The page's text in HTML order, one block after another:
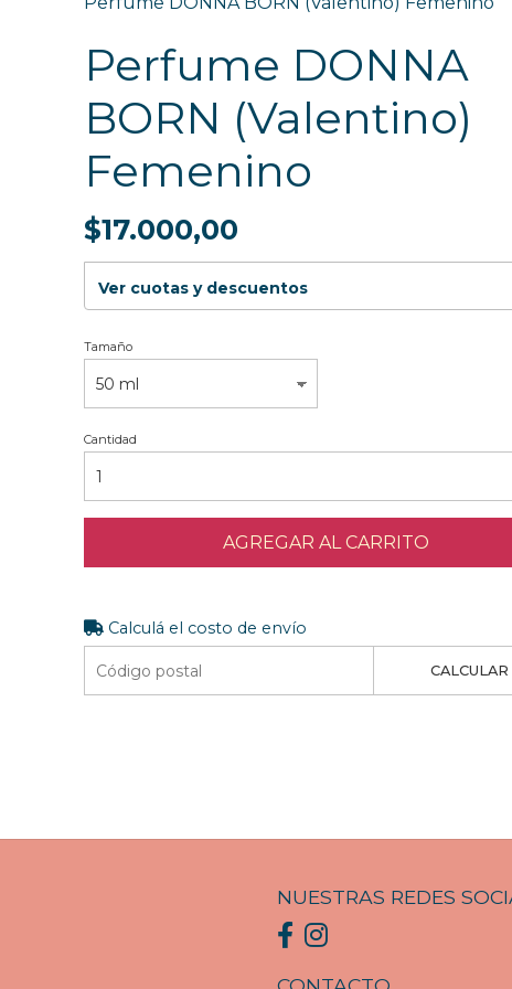
Perfume DONNA
BORN (Valentino)
Femenino
$17.000,00
Ver cuotas y descuentos
Tamaño
Cantidad
AGREGAR AL CARRITO
Calculá el costo de envío
CALCULAR
NUESTRAS REDES